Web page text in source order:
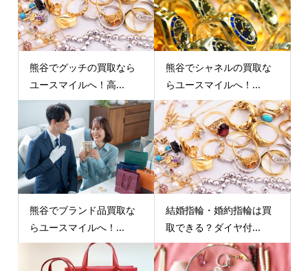
熊谷でグッチの買取なら
ユースマイルへ！高...
熊谷でシャネルの買取な
らユースマイルへ！...
熊谷でブランド品買取な
らユースマイルへ！...
結婚指輪・婚約指輪は買
取できる？ダイヤ付...